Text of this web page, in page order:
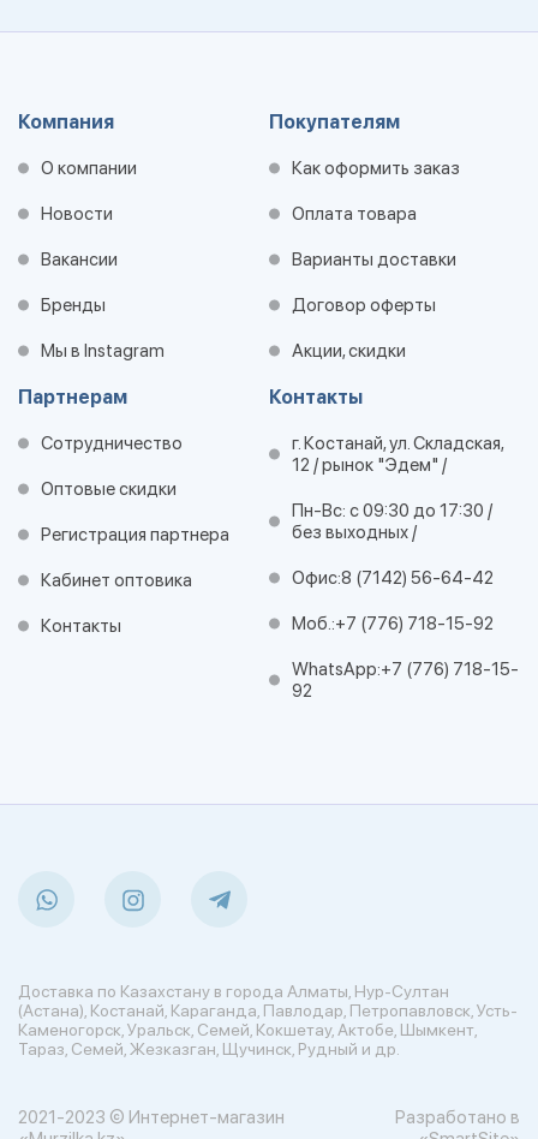
Компания
О компании
Новости
Вакансии
Бренды
Мы в Instagram
Покупателям
Как оформить заказ
Оплата товара
Варианты доставки
Договор оферты
Акции, скидки
Партнерам
Сотрудничество
Оптовые скидки
Регистрация партнера
Кабинет оптовика
Контакты
Контакты
г. Костанай, ул. Складская,
12 / рынок "Эдем" /
Пн-Вс: с 09:30 до 17:30 /
без выходных /
Офис:8 (7142) 56-64-42
Моб.:+7 (776) 718-15-92
WhatsApp:+7 (776) 718-15-
92
Доставка по Казахстану в города Алматы, Нур-Султан
(Астана), Костанай, Караганда, Павлодар, Петропавловск, Усть-
Каменогорск, Уральск, Семей, Кокшетау, Актобе, Шымкент,
Тараз, Семей, Жезказган, Щучинск, Рудный и др.
2021-2023 © Интернет-магазин
Разработано в